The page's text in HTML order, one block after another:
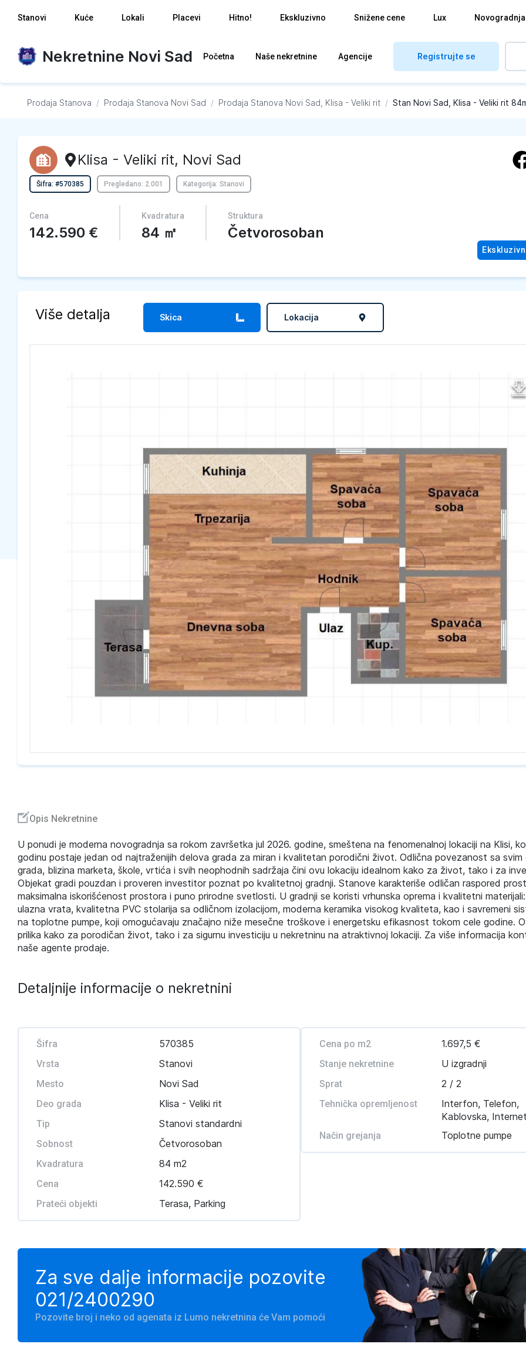
Stanovi Kuće Lokali Placevi Hitno! Ekskluzivno Snižene cene Lux Novogradnja
Nekretnine Novi Sad Početna Naše nekretnine Agencije Registrujte se
Prodaja Stanova / Prodaja Stanova Novi Sad / Prodaja Stanova Novi Sad, Klisa - Veliki rit / Stan Novi Sad, Klisa - Veliki rit
Klisa - Veliki rit, Novi Sad
Šifra: #570385 Pregledano: 2.001 Kategorija: Stanovi
Cena
142.590 €
Kvadratura
84 ㎡
Struktura
Četvorosoban
Više detalja Skica Lokacija
Opis Nekretnine
U ponudi je moderna novogradnja sa rokom završetka jul 2026. godine, smeštena na fenomenalnoj lokaciji na Klisi,
godinu postaje jedan od najtraženijih delova grada za miran i kvalitetan porodični život. Odlična povezanost sa svim
grada, blizina marketa, škole, vrtića i svih neophodnih sadržaja čini ovu lokaciju idealnom kako za život, tako i za
Objekat gradi pouzdan i proveren investitor poznat po kvalitetnoj gradnji. Stanove karakteriše odličan raspored
maksimalna iskorišćenost prostora i puno prirodne svetlosti. U gradnji se koristi vrhunska oprema i kvalitetni
ulazna vrata, kvalitetna PVC stolarija sa odličnom izolacijom, moderna keramika visokog kvaliteta, kao i savremeni
na toplotne pumpe, koji omogućavaju značajno niže mesečne troškove i energetsku efikasnost tokom cele godine.
prilika kako za porodičan život, tako i za sigurnu investiciju u nekretninu na atraktivnoj lokaciji. Za više informacija
naše agente prodaje.
Detaljnije informacije o nekretnini
Šifra 570385
Vrsta Stanovi
Mesto Novi Sad
Deo grada Klisa - Veliki rit
Tip Stanovi standardni
Sobnost Četvorosoban
Kvadratura 84 m2
Cena 142.590 €
Prateći objekti Terasa, Parking
Cena po m2 1.697,5 €
Stanje nekretnine U izgradnji
Sprat 2 / 2
Tehnička opremljenost
Interfon, Telefon,
Kablovska,
Način grejanja Toplotne pumpe
Za sve dalje informacije pozovite
021/2400290
Pozovite broj i neko od agenata iz Lumo nekretnina će Vam pomoći